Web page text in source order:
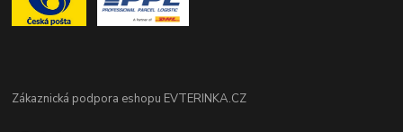
Zákaznická podpora eshopu EVTERINKA.CZ